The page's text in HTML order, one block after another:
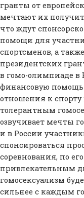
гранты от
мечтают их
что ждут
помощи для
спортсменов, а
президентских
в гомо-олимпиаде в
финансовую помощь
отношения к спорту
толерантным
озвучивает мечты
и в России
спонсироваться
соревнования, по
привлекательным
гомосексуализм
сильнее с каждым